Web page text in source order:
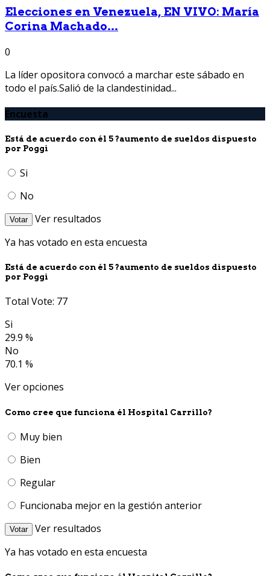
Elecciones en Venezuela, EN VIVO: María
Corina Machado...
0
La líder opositora convocó a marchar este sábado en
todo el país.Salió de la clandestinidad...
Encuesta
Está de acuerdo con él 5 ?aumento de sueldos dispuesto
por Poggi
Si
No
Votar
Ver resultados
Ya has votado en esta encuesta
Está de acuerdo con él 5 ?aumento de sueldos dispuesto
por Poggi
Total Vote: 77
Si
29.9 %
No
70.1 %
Ver opciones
Como cree que funciona él Hospital Carrillo?
Muy bien
Bien
Regular
Funcionaba mejor en la gestión anterior
Votar
Ver resultados
Ya has votado en esta encuesta